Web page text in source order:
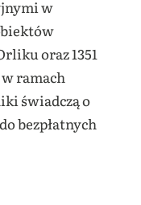
w
oraz 1351
ramach
świadczą o
bezpłatnych